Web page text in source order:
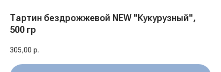
Тартин бездрожжевой NEW "Кукурузный",
500 гр
305,00 р.